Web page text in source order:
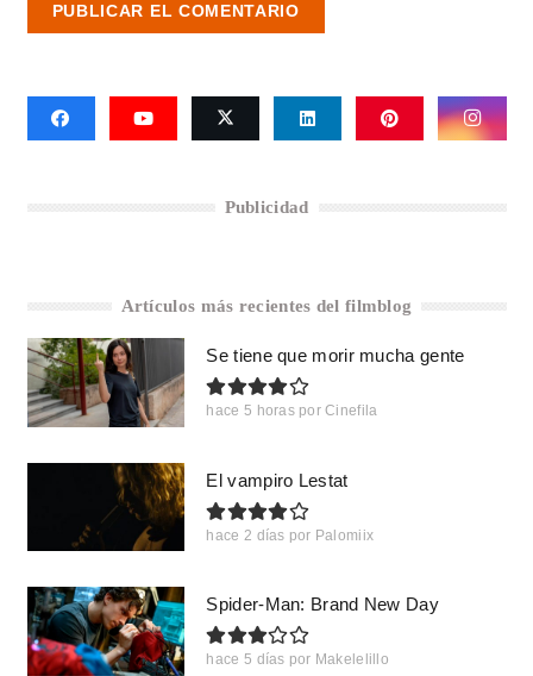
PUBLICAR EL COMENTARIO
Publicidad
Artículos más recientes del filmblog
Se tiene que morir mucha gente
hace 5 horas por Cinefila
El vampiro Lestat
hace 2 días por Palomiix
Spider-Man: Brand New Day
hace 5 días por Makelelillo